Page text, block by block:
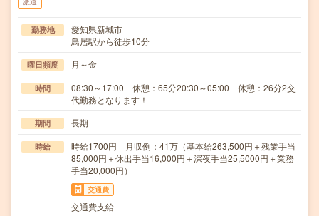
派遣
勤務地
愛知県新城市
鳥居駅から徒歩10分
曜日頻度 月～金
時間
08:30～17:00 休憩：65分20:30～05:00 休憩：26分2交
代勤務となります！
期間 長期
時給
時給1700円 月収例：41万（基本給263,500円＋残業手当
85,000円＋休出手当16,000円＋深夜手当25,5000円＋業務
手当20,000円）
交通費
交通費支給